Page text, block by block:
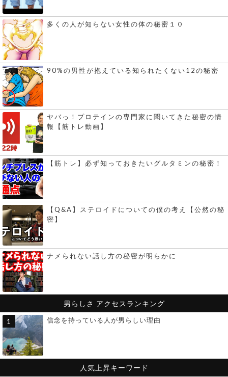
多くの人が知らない女性の体の秘密１０
90%の男性が抱えている知られたくない12の秘密
ヤバっ！プロテインの専門家に聞いてきた秘密の情
報【筋トレ動画】
【筋トレ】必ず知っておきたいグルタミンの秘密！
【Q&A】ステロイドについての僕の考え【公然の秘
密】
ナメられない話し方の秘密が明らかに
男らしさ アクセスランキング
信念を持っている人が男らしい理由
人気上昇キーワード